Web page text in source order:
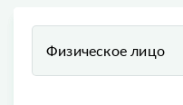
Физическое лицо